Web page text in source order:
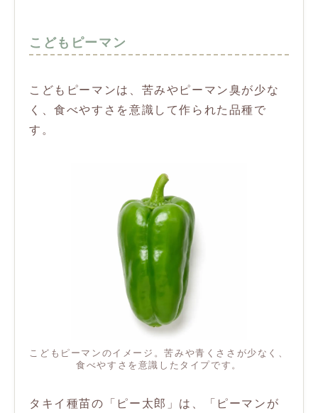
こどもピーマン
こどもピーマンは、苦みやピーマン臭が少な
く、食べやすさを意識して作られた品種で
す。
こどもピーマンのイメージ。苦みや青くささが少なく、
食べやすさを意識したタイプです。
タキイ種苗の「ピー太郎」は、「ピーマンが